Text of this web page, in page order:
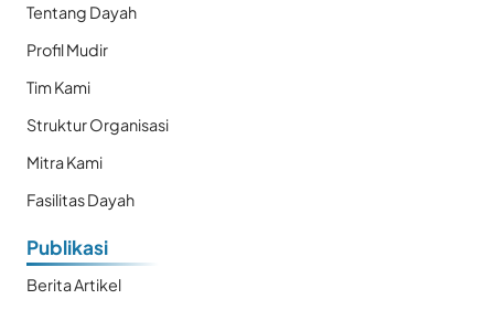
Tentang Dayah
Profil Mudir
Tim Kami
Struktur Organisasi
Mitra Kami
Fasilitas Dayah
Publikasi
Berita Artikel